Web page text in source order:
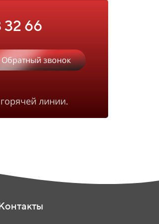
32 66
Обратный звонок
линии.